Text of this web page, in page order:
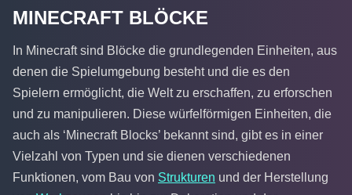
MINECRAFT BLÖCKE
In Minecraft sind Blöcke die grundlegenden Einheiten, aus
denen die Spielumgebung besteht und die es den
Spielern ermöglicht, die Welt zu erschaffen, zu erforschen
und zu manipulieren. Diese würfelförmigen Einheiten, die
auch als ‘Minecraft Blocks’ bekannt sind, gibt es in einer
Vielzahl von Typen und sie dienen verschiedenen
Funktionen, vom Bau von Strukturen und der Herstellung